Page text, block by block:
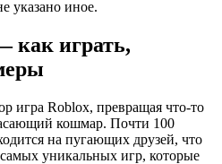
указано иное.
как играть,
игра Roblox, превращая что-то
кошмар. Почти 100
на пугающих друзей, что
самых уникальных игр, которые